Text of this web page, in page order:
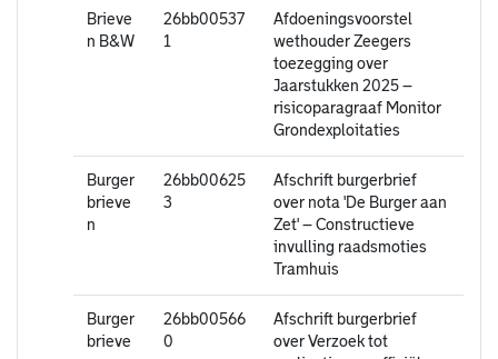
Brieve
n B&W
26bb00537
1
Afdoeningsvoorstel
wethouder Zeegers
toezegging over
Jaarstukken 2025 –
risicoparagraaf Monitor
Grondexploitaties
Burger
brieve
n
26bb00625
3
Afschrift burgerbrief
over nota 'De Burger aan
Zet' – Constructieve
invulling raadsmoties
Tramhuis
Burger
brieve
26bb00566
0
Afschrift burgerbrief
over Verzoek tot